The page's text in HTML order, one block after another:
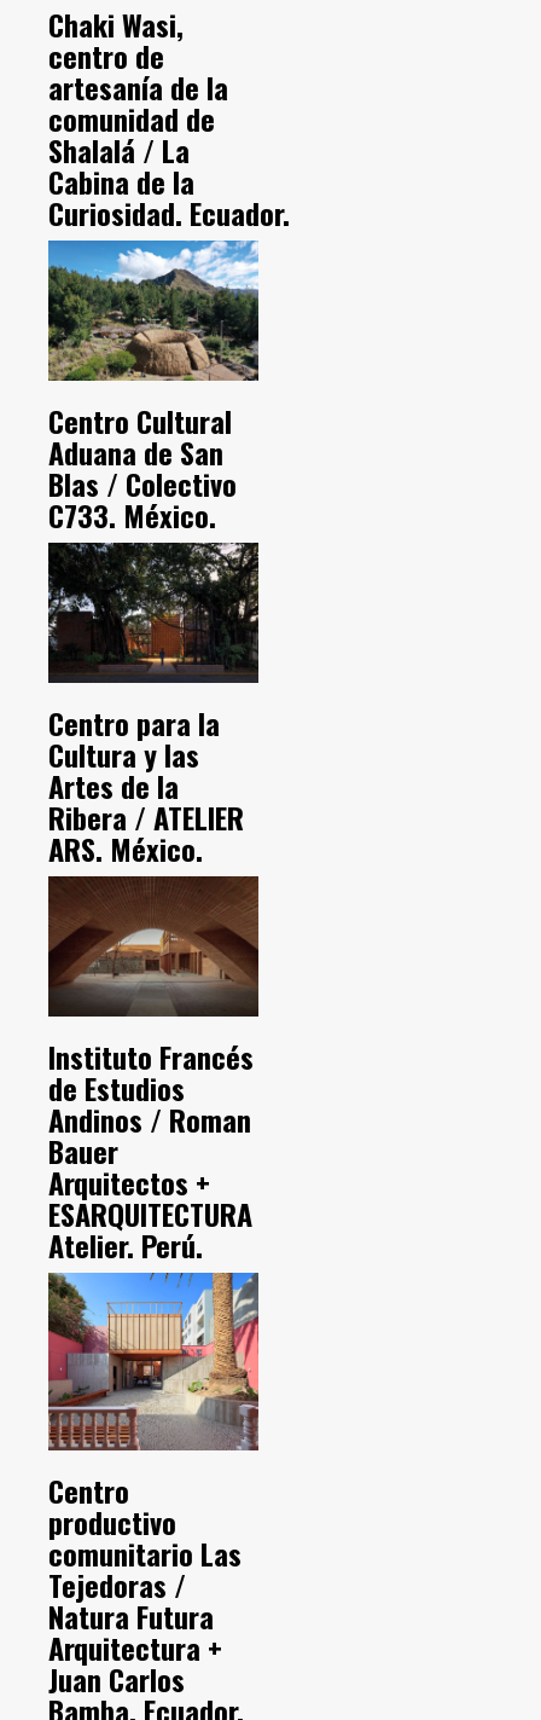
Chaki Wasi,
centro de
artesanía de la
comunidad de
Shalalá / La
Cabina de la
Curiosidad. Ecuador.
Centro Cultural
Aduana de San
Blas / Colectivo
C733. México.
Centro para la
Cultura y las
Artes de la
Ribera / ATELIER
ARS. México.
Instituto Francés
de Estudios
Andinos / Roman
Bauer
Arquitectos +
ESARQUITECTURA
Atelier. Perú.
Centro
productivo
comunitario Las
Tejedoras /
Natura Futura
Arquitectura +
Juan Carlos
Bamba. Ecuador.